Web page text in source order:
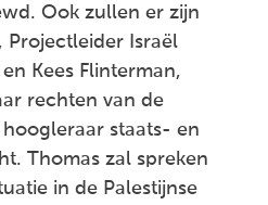
Ook zullen er zijn
Projectleider Israël
Kees Flinterman,
rechten van de
staats- en
Thomas zal spreken
in de Palestijnse